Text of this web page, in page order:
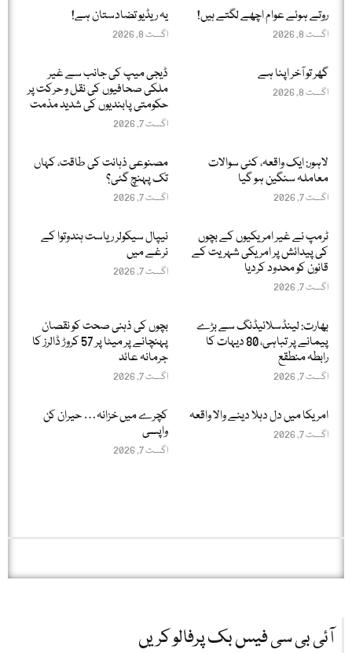
روتے ہوئے عوام اچھے لگتے ہیں!
اگست 8, 2026
یہ ریڈیو تضادستان ہے!
اگست 8, 2026
گھر تو آخر اپنا ہے
اگست 8, 2026
ڈیجی میپ کی جانب سے غیر
ملکی صحافیوں کی نقل و حرکت پر
حکومتی پابندیوں کی شدید مذمت
اگست 7, 2026
لاہور: ایک واقعہ، کئی سوالات
معاملہ سنگین ہو گیا
اگست 7, 2026
مصنوعی ذہانت کی طاقت، کہاں
تک پہنچ گئی؟
اگست 7, 2026
ٹرمپ نے غیر امریکیوں کے بچوں
کی پیدائش پر امریکی شہریت کے
قانون کو محدود کردیا
اگست 7, 2026
نیپال سیکولر ریاست ہندوتوا کے
نرغے میں
اگست 7, 2026
بھارت: لینڈسلائیڈنگ سے بڑے
پیمانے پر تباہی، 80 دیہات کا
رابطہ منطقع
اگست 7, 2026
بچوں کی ذہنی صحت کو نقصان
پہنچانے پر میٹا پر 57 کروڑ ڈالرز کا
جرمانہ عائد
اگست 7, 2026
امریکا میں دل دہلا دینے والا واقعہ
اگست 7, 2026
کچرے میں خزانہ… حیران کن
واپسی
اگست 7, 2026
آئی بی سی فیس بک پرفالو کریں